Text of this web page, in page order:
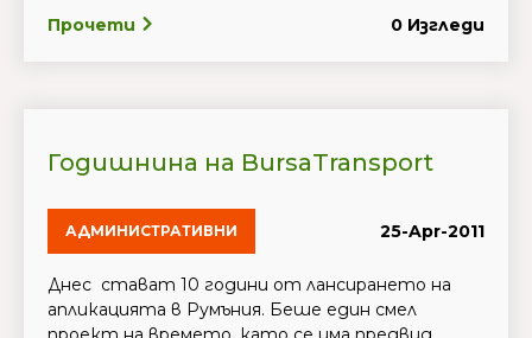
Прочети 0 Изгледи
Годишнина на BursaTransport
АДМИНИСТРАТИВНИ 25-Apr-2011
Днес стават 10 години от лансирането на
апликацията в Румъния. Беше един смел